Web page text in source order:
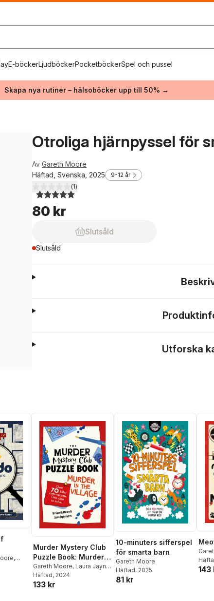
E-böckerLjudböckerPocketböckerSpel och pussel
Skapa nya rutiner – hälsoböcker upp till 50% →
Otroliga hjärnpyssel för
Av Gareth Moore
Häftad, Svenska, 2025
9-12 år
5,0utav 5 stjärnor. Totalt antal röster:
(1)
80 kr
Slutsåld
Slutsåld
Utforska
,
Murder Mystery Club
Puzzle Book: Murder
in the Village
Gareth Moore, Laura Jayne
Ayres
Häftad, 2024
133 kr
10-minuters sifferspel
för smarta barn
Gareth Moore
Häftad, 2025
81 kr
Ayres
143